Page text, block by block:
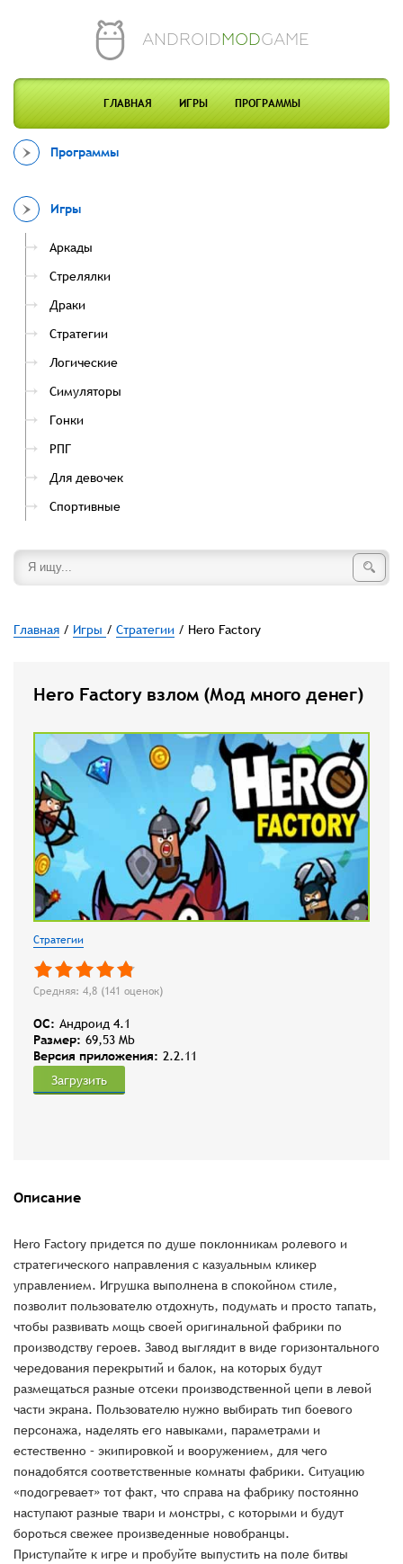
ANDROIDMODGAME
ГЛАВНАЯ ИГРЫ ПРОГРАММЫ
Программы
Игры
Аркады
Стрелялки
Драки
Стратегии
Логические
Симуляторы
Гонки
РПГ
Для девочек
Спортивные
Главная / Игры / Стратегии / Hero Factory
Hero Factory взлом (Мод много денег)
Стратегии
Средняя: 4,8 (141 оценок)
OC: Андроид 4.1
Размер: 69,53 Mb
Версия приложения: 2.2.11
Загрузить
Описание
Hero Factory придется по душе поклонникам ролевого и
стратегического направления с казуальным кликер
управлением. Игрушка выполнена в спокойном стиле,
позволит пользователю отдохнуть, подумать и просто тапать,
чтобы развивать мощь своей оригинальной фабрики по
производству героев. Завод выглядит в виде горизонтального
чередования перекрытий и балок, на которых будут
размещаться разные отсеки производственной цепи в левой
части экрана. Пользователю нужно выбирать тип боевого
персонажа, наделять его навыками, параметрами и
естественно – экипировкой и вооружением, для чего
понадобятся соответственные комнаты фабрики. Ситуацию
«подогревает» тот факт, что справа на фабрику постоянно
наступают разные твари и монстры, с которыми и будут
бороться свежее произведенные новобранцы.
Приступайте к игре и пробуйте выпустить на поле битвы